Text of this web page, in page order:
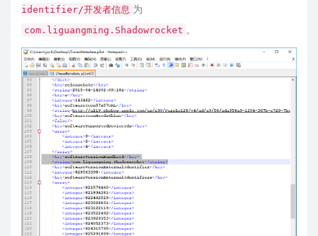
identifier/开发者信息 为
com.liguangming.Shadowrocket 。